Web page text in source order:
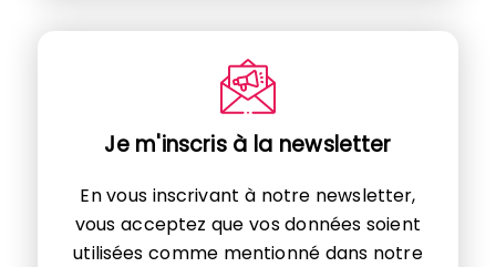
Je m'inscris à la newsletter
En vous inscrivant à notre newsletter,
vous acceptez que vos données soient
utilisées comme mentionné dans notre